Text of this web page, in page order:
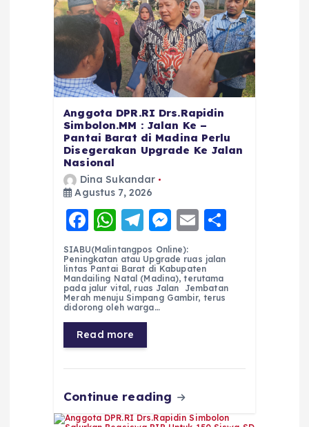
Anggota DPR.RI Drs.Rapidin
Simbolon.MM : Jalan Ke –
Pantai Barat di Madina Perlu
Disegerakan Upgrade Ke Jalan
Nasional
Dina Sukandar
Agustus 7, 2026
F
a
c
e
b
o
o
k
W
h
a
ts
A
p
p
T
el
e
g
r
a
m
M
e
ss
e
n
E
ai
l
re
SIABU(Malintangpos Online):
Peningkatan atau Upgrade ruas jalan
lintas Pantai Barat di Kabupaten
Mandailing Natal (Madina), terutama
pada jalur vital, ruas Jalan Jembatan
Merah menuju Simpang Gambir, terus
didorong oleh warga…
Read more
Continue reading